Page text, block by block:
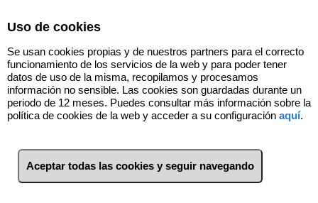
La ventaja de vender con Gestión MG
Inmobiliaria
Peritos Judiciales Inmobiliarios colegiados
Uso de cookies
Se usan cookies propias y de nuestros partners para el correcto
funcionamiento de los servicios de la web y para poder tener
datos de uso de la misma, recopilamos y procesamos
información no sensible. Las cookies son guardadas durante un
periodo de 12 meses. Puedes consultar más información sobre la
política de cookies de la web y acceder a su configuración aquí.
Aceptar todas las cookies y seguir navegando